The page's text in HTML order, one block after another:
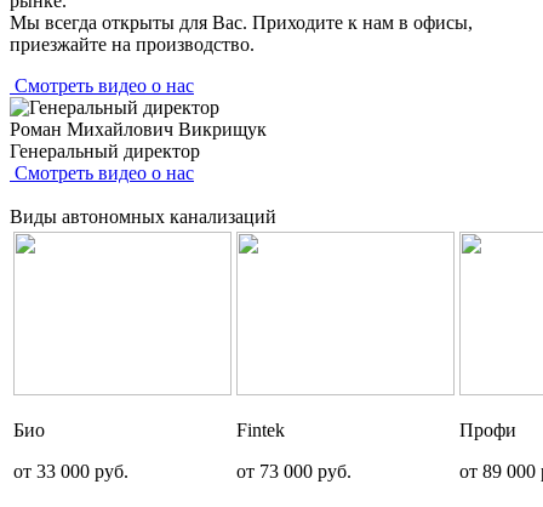
Мы всегда открыты для Вас. Приходите к нам в офисы,
приезжайте на производство.
Смотреть видео о нас
Роман Михайлович Викрищук
Генеральный директор
Смотреть видео о нас
Виды автономных канализаций
Био
от 33 000 руб.
Fintek
от 73 000 руб.
Профи
от 89 000